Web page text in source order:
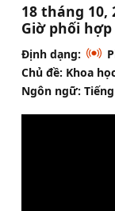
18 tháng 10,
Giờ phối
Định dạng:
Chủ đề: Khoa
Ngôn ngữ: